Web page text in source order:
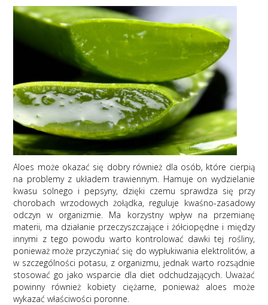
Aloes może okazać się dobry również dla osób, które cierpią
na problemy z układem trawiennym. Hamuje on wydzielanie
kwasu solnego i pepsyny, dzięki czemu sprawdza się przy
chorobach wrzodowych żołądka, reguluje kwaśno-zasadowy
odczyn w organizmie. Ma korzystny wpływ na przemianę
materii, ma działanie przeczyszczające i żółciopędne i między
innymi z tego powodu warto kontrolować dawki tej rośliny,
ponieważ może przyczyniać się do wypłukiwania elektrolitów, a
w szczególności potasu, z organizmu, jednak warto rozsądnie
stosować go jako wsparcie dla diet odchudzających. Uważać
powinny również kobiety ciężarne, ponieważ aloes może
wykazać właściwości poronne.